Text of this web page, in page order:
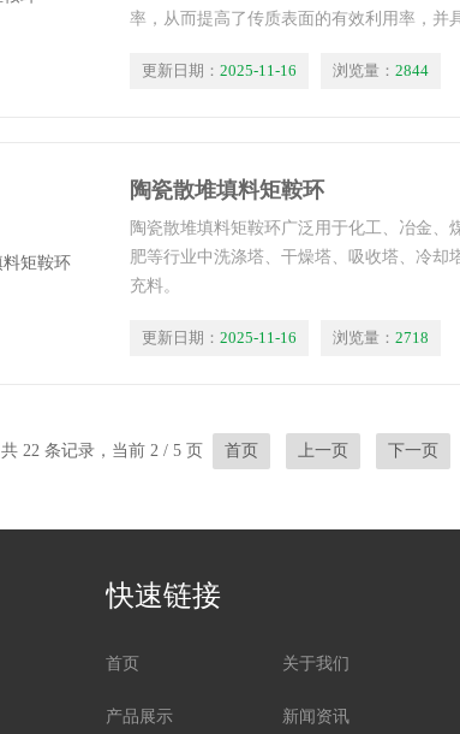
率，从而提高了传质表面的有效利用率，并
更新日期： 2025-11-16 浏览量： 2844
陶瓷散堆填料矩鞍环
陶瓷散堆填料矩鞍环广泛用于化工、冶金、
肥等行业中洗涤塔、干燥塔、吸收塔、冷却
充料。
更新日期： 2025-11-16 浏览量： 2718
共 22 条记录，当前 2 / 5 页 首页 上一页 下一页
快速链接
首页 关于我们
产品展示 新闻资讯